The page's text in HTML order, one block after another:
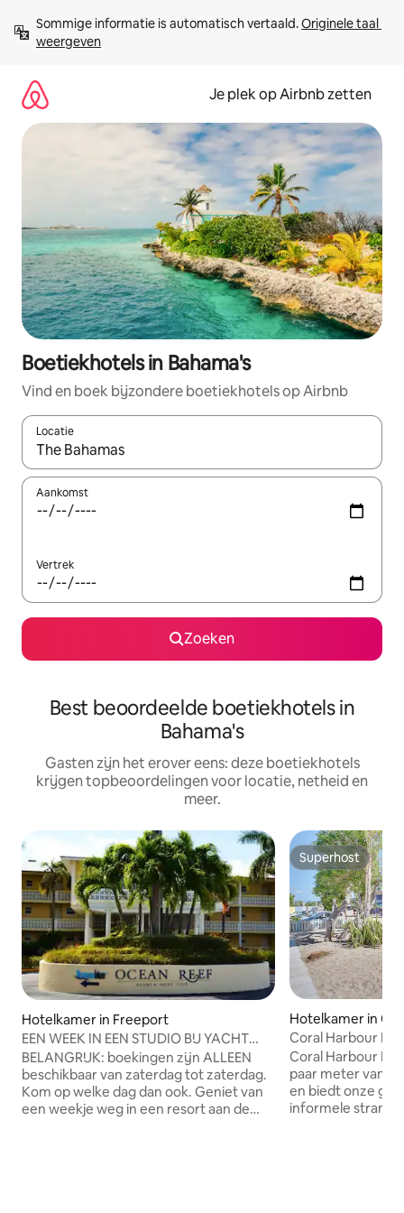
direct
naar
Sommige informatie is automatisch vertaald. Originele taal
weergeven
Je plek op Airbnb zetten
Boetiekhotels in Bahama's
Vind en boek bijzondere boetiekhotels op Airbnb
Locatie
Wanneer er resultaten beschikbaar zijn, maak je een keuze
Aankomst
Vertrek
Zoeken
Best beoordeelde boetiekhotels in
Bahama's
Gasten zijn het erover eens: deze boetiekhotels
krijgen topbeoordelingen voor locatie, netheid en
meer.
Hotelkamer in Freeport
EEN WEEK IN EEN STUDIO BIJ YACHT
CLUB Lees Descr
BELANGRIJK: boekingen zijn ALLEEN
beschikbaar van zaterdag tot zaterdag.
Kom op welke dag dan ook. Geniet van
een weekje weg in een resort aan de
Superhost
Superhost
Hotelkamer in
Coral Harbour
Coral Harbour
paar meter van
en biedt onze
informele